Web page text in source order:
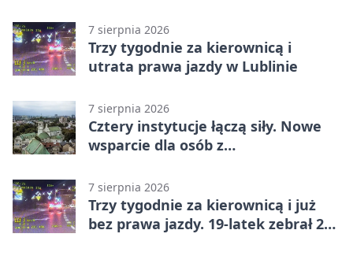
7 sierpnia 2026
Trzy tygodnie za kierownicą i
utrata prawa jazdy w Lublinie
7 sierpnia 2026
Cztery instytucje łączą siły. Nowe
wsparcie dla osób z
7 sierpnia 2026
Trzy tygodnie za kierownicą i już
bez prawa jazdy. 19-latek zebrał 23